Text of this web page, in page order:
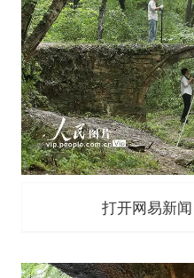
打开网易新